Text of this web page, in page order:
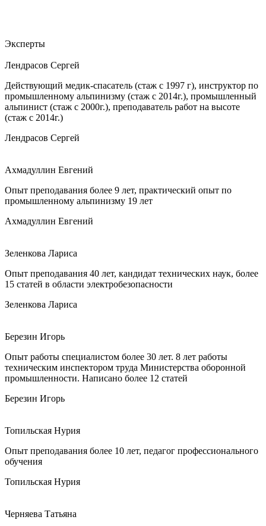
Эксперты
Лендрасов Сергей
Действующий медик-спасатель (стаж с 1997 г), инструктор по
промышленному альпинизму (стаж с 2014г.), промышленный
альпинист (стаж с 2000г.), преподаватель работ на высоте
(стаж с 2014г.)
Лендрасов Сергей
Ахмадуллин Евгений
Опыт преподавания более 9 лет, практический опыт по
промышленному альпинизму 19 лет
Ахмадуллин Евгений
Зеленкова Лариса
Опыт преподавания 40 лет, кандидат технических наук, более
15 статей в области электробезопасности
Зеленкова Лариса
Березин Игорь
Опыт работы специалистом более 30 лет. 8 лет работы
техническим инспектором труда Министерства оборонной
промышленности. Написано более 12 статей
Березин Игорь
Топильская Нурия
Опыт преподавания более 10 лет, педагог профессионального
обучения
Топильская Нурия
Черняева Татьяна